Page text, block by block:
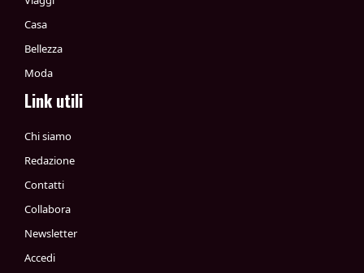
Casa
Bellezza
Moda
Link utili
Chi siamo
Redazione
Contatti
Collabora
Newsletter
Accedi